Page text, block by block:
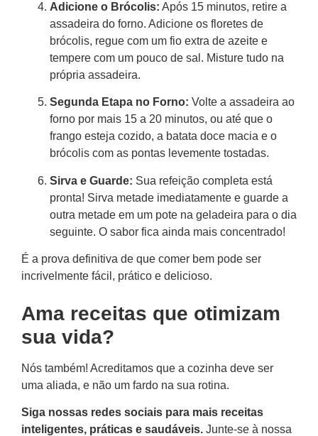
Adicione o Brócolis: Após 15 minutos, retire a
assadeira do forno. Adicione os floretes de
brócolis, regue com um fio extra de azeite e
tempere com um pouco de sal. Misture tudo na
própria assadeira.
Segunda Etapa no Forno: Volte a assadeira ao
forno por mais 15 a 20 minutos, ou até que o
frango esteja cozido, a batata doce macia e o
brócolis com as pontas levemente tostadas.
Sirva e Guarde: Sua refeição completa está
pronta! Sirva metade imediatamente e guarde a
outra metade em um pote na geladeira para o dia
seguinte. O sabor fica ainda mais concentrado!
É a prova definitiva de que comer bem pode ser
incrivelmente fácil, prático e delicioso.
Ama receitas que otimizam
sua vida?
Nós também! Acreditamos que a cozinha deve ser
uma aliada, e não um fardo na sua rotina.
Siga nossas redes sociais para mais receitas
inteligentes, práticas e saudáveis. Junte-se à nossa